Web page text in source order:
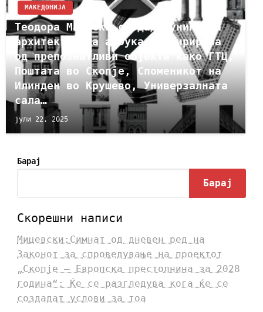
МАКЕДОНИЈА
Теодора Матеска создаде уникатна
архитектонска азбука инспирирана
од препознатливи објекти како ГТЦ,
Поштата во Скопје, Споменикот на
Илинден во Крушево, Универзалната
сала…
јули 22, 2025
Барај
Барај
Скорешни написи
Мицевски:Симнат од дневен ред на
Законот за спроведување на проектот
„Скопје – Европска престолнина за 2028
година“: Ќе се разгледува кога ќе се
создадат услови за тоа